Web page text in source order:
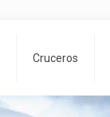
Cruceros